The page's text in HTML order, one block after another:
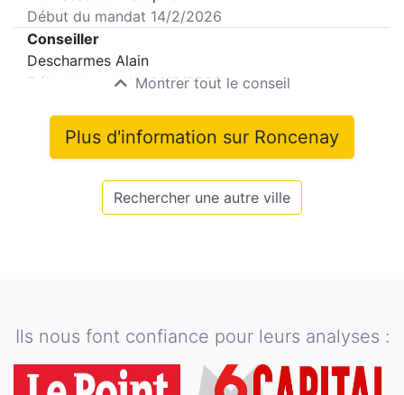
Début du mandat 14/2/2026
Conseiller
Descharmes Alain
Début du mandat14/2/2026
Montrer tout le conseil
Plus d'information sur Roncenay
Rechercher une autre ville
Ils nous font confiance pour leurs analyses :